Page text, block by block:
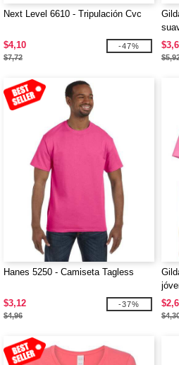
Next Level 6610 - Tripulación Cvc
$4,10
$7,72
-47%
Hanes 5250 - Camiseta Tagless
$3,12
$4,96
-37%